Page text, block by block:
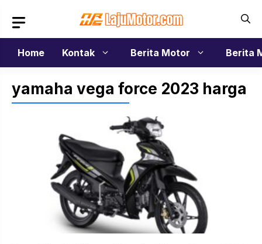
isi
Home
Kontak Berita Motor Berita
yamaha vega force 2023 harga